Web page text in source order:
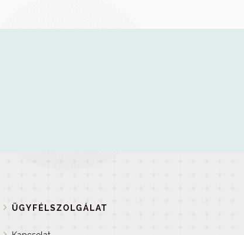
ÜGYFÉLSZOLGÁLAT